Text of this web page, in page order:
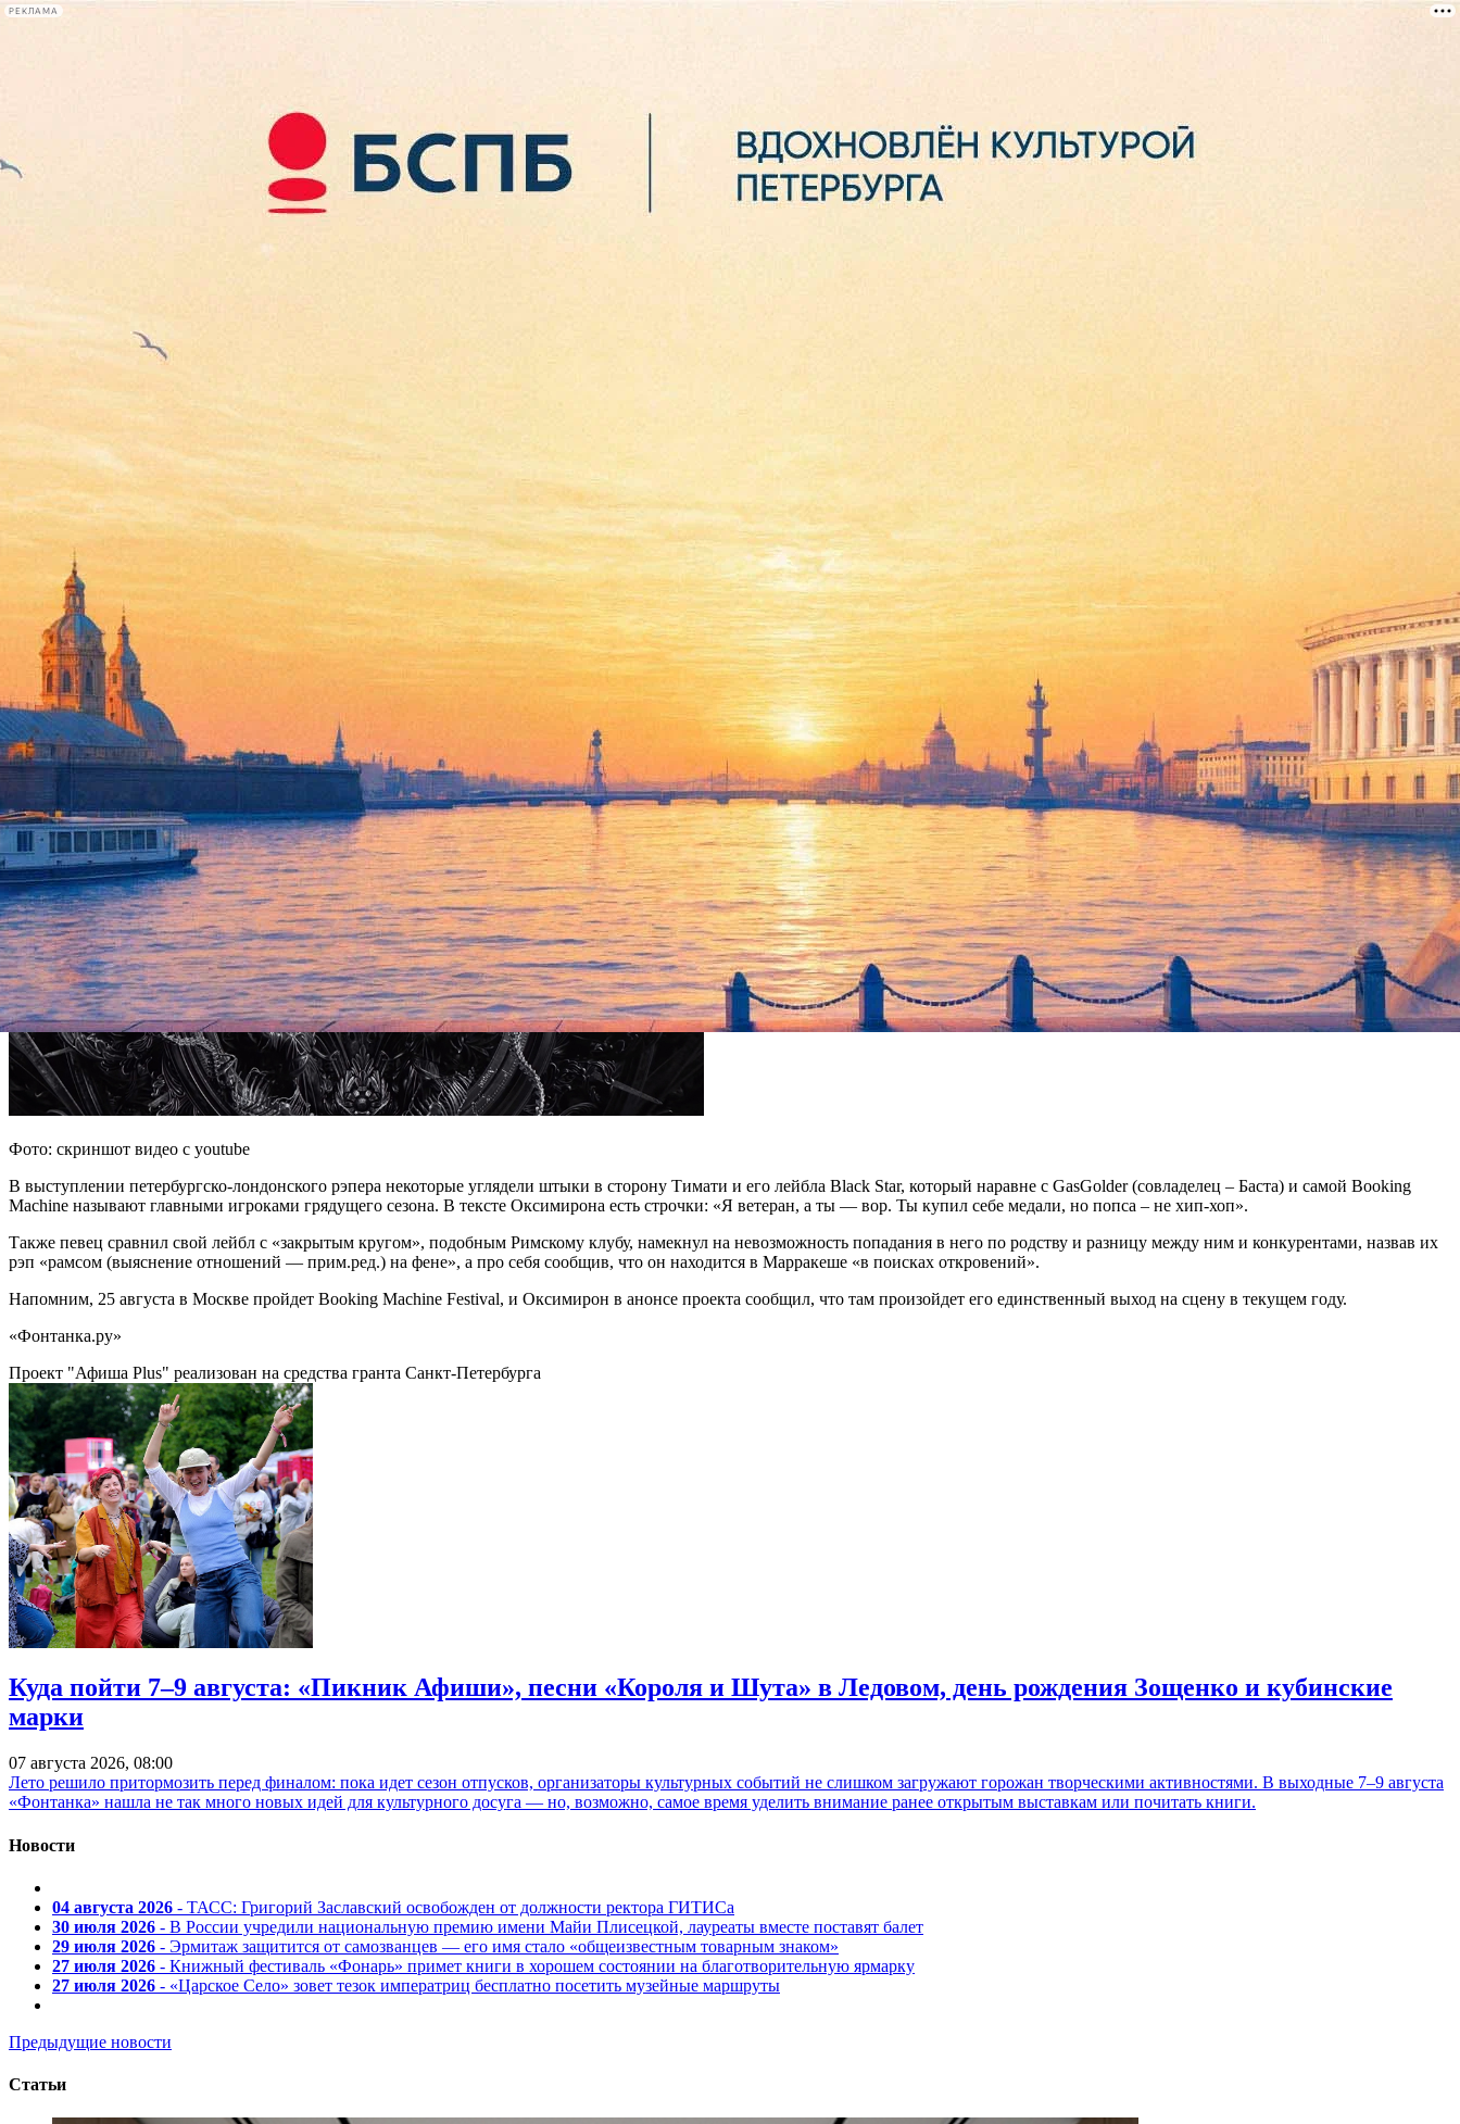
РЕКЛАМА
лекции
книги
«Я ветеран, а ты — вор»: Оксимирон появился в клипе, обозначившем расстановку сил в
рэпе
10 августа 2018, Версия для печати
На официальном канале рэпера Oxxxymiron появился клип Konstrukt, созданный им с артистами своего лейбла Booking Machine. Поклонники жанра отметили, что Окси собрал в
восьмиминутном видео «как лириков, так и агрессоров»: поочередно читают Porchy, May Wave$, Jeembo, Loqiemean, Thomas Mraz, Tveth, Souloud, Markul и, наконец, он сам.
Фото: скриншот видео с youtube
В выступлении петербургско-лондонского рэпера некоторые углядели штыки в сторону Тимати и его лейбла Black Star, который наравне с GasGolder (совладелец – Баста) и самой Booking
Machine называют главными игроками грядущего сезона. В тексте Оксимирона есть строчки: «Я ветеран, а ты — вор. Ты купил себе медали, но попса – не хип-хоп».
Также певец сравнил свой лейбл с «закрытым кругом», подобным Римскому клубу, намекнул на невозможность попадания в него по родству и разницу между ним и конкурентами, назвав их
рэп «рамсом (выяснение отношений — прим.ред.) на фене», а про себя сообщив, что он находится в Марракеше «в поисках откровений».
Напомним, 25 августа в Москве пройдет Booking Machine Festival, и Оксимирон в анонсе проекта сообщил, что там произойдет его единственный выход на сцену в текущем году.
«Фонтанка.ру»
Проект "Афиша Plus" реализован на средства гранта Санкт-Петербурга
Куда пойти 7–9 августа: «Пикник Афиши», песни «Короля и Шута» в Ледовом, день рождения Зощенко и кубинские
марки
07 августа 2026, 08:00
Лето решило притормозить перед финалом: пока идет сезон отпусков, организаторы культурных событий не слишком загружают горожан творческими активностями. В выходные 7–9 августа
«Фонтанка» нашла не так много новых идей для культурного досуга — но, возможно, самое время уделить внимание ранее открытым выставкам или почитать книги.
Новости
04 августа 2026 - ТАСС: Григорий Заславский освобожден от должности ректора ГИТИСа
30 июля 2026 - В России учредили национальную премию имени Майи Плисецкой, лауреаты вместе поставят балет
29 июля 2026 - Эрмитаж защитится от самозванцев — его имя стало «общеизвестным товарным знаком»
27 июля 2026 - Книжный фестиваль «Фонарь» примет книги в хорошем состоянии на благотворительную ярмарку
27 июля 2026 - «Царское Село» зовет тезок императриц бесплатно посетить музейные маршруты
Предыдущие новости
Статьи